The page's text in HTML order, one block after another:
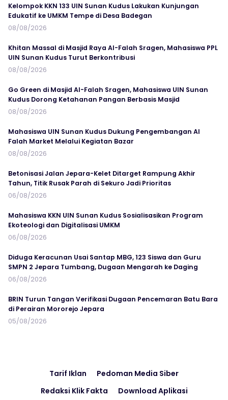
Kelompok KKN 133 UIN Sunan Kudus Lakukan Kunjungan
Edukatif ke UMKM Tempe di Desa Badegan
08/08/2026
Khitan Massal di Masjid Raya Al-Falah Sragen, Mahasiswa PPL
UIN Sunan Kudus Turut Berkontribusi
08/08/2026
Go Green di Masjid Al-Falah Sragen, Mahasiswa UIN Sunan
Kudus Dorong Ketahanan Pangan Berbasis Masjid
08/08/2026
Mahasiswa UIN Sunan Kudus Dukung Pengembangan Al
Falah Market Melalui Kegiatan Bazar
08/08/2026
Betonisasi Jalan Jepara-Kelet Ditarget Rampung Akhir
Tahun, Titik Rusak Parah di Sekuro Jadi Prioritas
06/08/2026
Mahasiswa KKN UIN Sunan Kudus Sosialisasikan Program
Ekoteologi dan Digitalisasi UMKM
06/08/2026
Diduga Keracunan Usai Santap MBG, 123 Siswa dan Guru
SMPN 2 Jepara Tumbang, Dugaan Mengarah ke Daging
06/08/2026
BRIN Turun Tangan Verifikasi Dugaan Pencemaran Batu Bara
di Perairan Mororejo Jepara
05/08/2026
Tarif Iklan
Pedoman Media Siber
Redaksi Klik Fakta
Download Aplikasi